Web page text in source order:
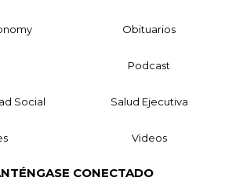
Obituarios
Podcast
Social Salud Ejecutiva
Videos
CONECTADO